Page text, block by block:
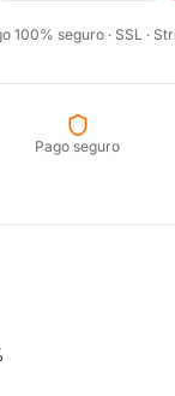
100% seguro · SSL ·
Pago seguro